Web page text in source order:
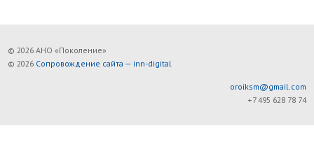
© 2026 АНО «Поколение»
© 2026 Сопровождение сайта — inn-digital
oroiksm@gmail.com
+7 495 628 78 74